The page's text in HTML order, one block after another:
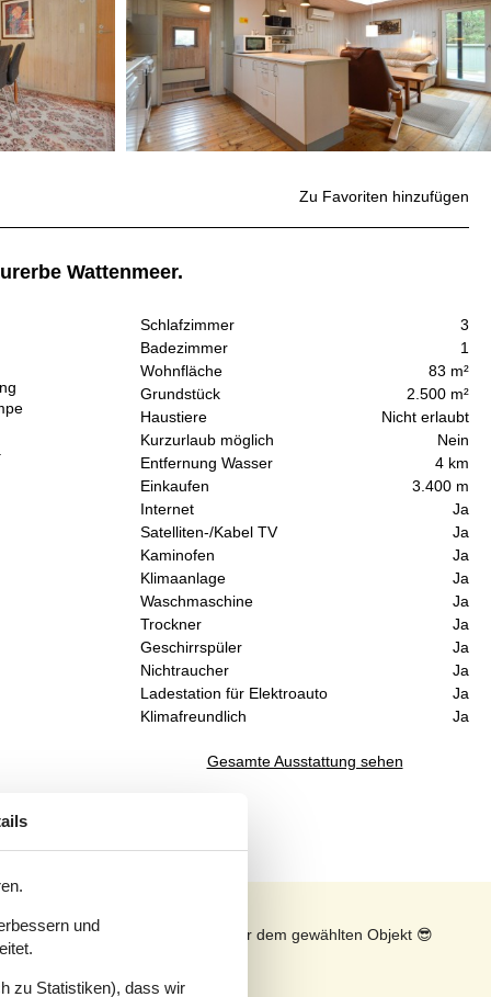
Wattenmeer.
Schlafzimmer
3
Badezimmer
1
Wohnfläche
83 m²
Grundstück
2.500 m²
Haustiere
Nicht erlaubt
Kurzurlaub möglich
Nein
Entfernung Wasser
4 km
Einkaufen
3.400 m
Internet
Ja
Satelliten-/Kabel TV
Ja
Kaminofen
Ja
Klimaanlage
Ja
Waschmaschine
Ja
Trockner
Ja
Geschirrspüler
Ja
Nichtraucher
Ja
Ladestation für Elektroauto
Ja
Klimafreundlich
Ja
Gesamte Ausstattung sehen
Zu Favoriten hinzufügen
Sonnenstand über dem gewählten Objekt 😎
und
zu Statistiken), dass wir